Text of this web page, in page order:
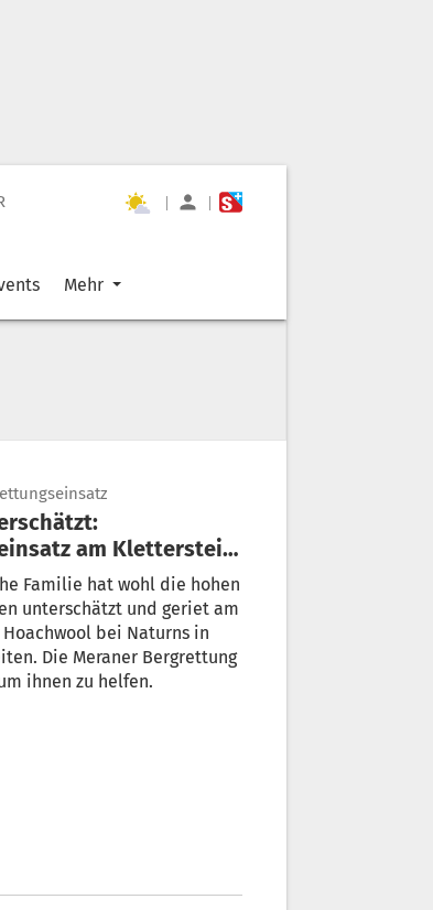
| |
Mehr
am Klettersteig
Familie hat wohl die hohen
unterschätzt und geriet am
bei Naturns in
Die Meraner Bergrettung
ihnen zu helfen.